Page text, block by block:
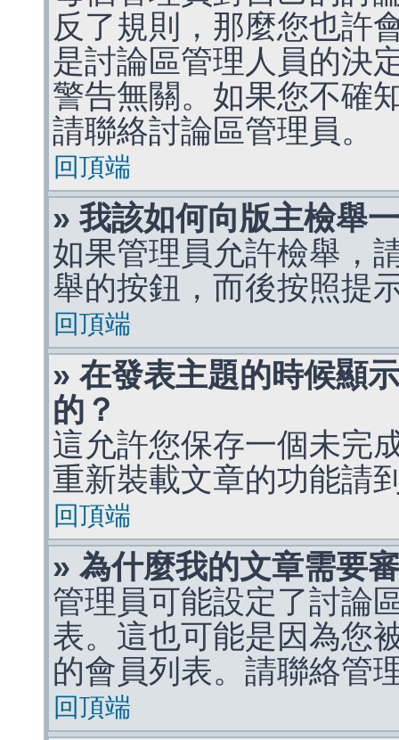
反了規則，那麼您也許
是討論區管理人員的決
警告無關。如果您不確
請聯絡討論區管理員。
回頂端
» 我該如何向版主檢舉
如果管理員允許檢舉，
舉的按鈕，而後按照提
回頂端
» 在發表主題的時候顯
的？
這允許您保存一個未完
重新裝載文章的功能請
回頂端
» 為什麼我的文章需要
管理員可能設定了討論
表。這也可能是因為您
的會員列表。請聯絡管
回頂端